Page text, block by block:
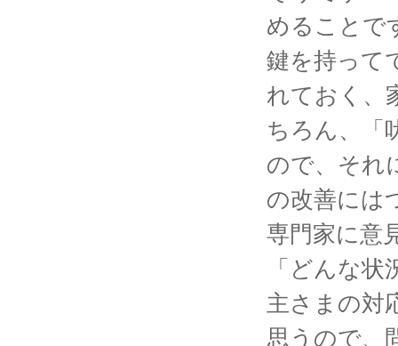
めることで
鍵を持っ
れておく、
ちろん、「
ので、それ
の改善には
専門家に意
「どんな
主さまの対
思うので、